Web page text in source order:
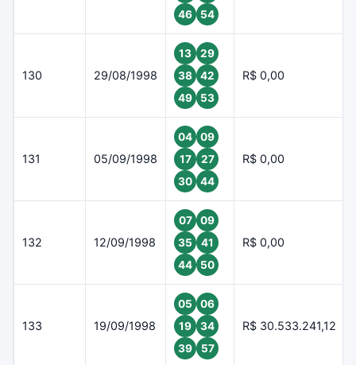
46
54
130 29/08/1998
13
29
38
42
49
53
R$ 0,00
131 05/09/1998
04
09
17
27
30
44
R$ 0,00
132 12/09/1998
07
09
35
41
44
50
R$ 0,00
133 19/09/1998
05
06
19
34
39
57
R$ 30.533.241,12